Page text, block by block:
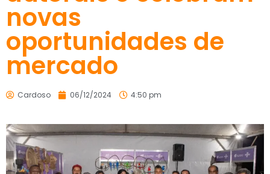
novas
oportunidades de
mercado
Cardoso 06/12/2024 4:50 pm